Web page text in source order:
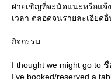
ฝ่ายเชิญที่จะนัดแนะหรือแจ้
เวลา ตลอดจนรายละเอียด
กิจกรรม
I thought we might go to
I’ve booked/reserved a